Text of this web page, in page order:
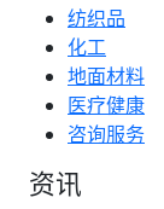
纺织品
化工
地面材料
医疗健康
咨询服务
资讯